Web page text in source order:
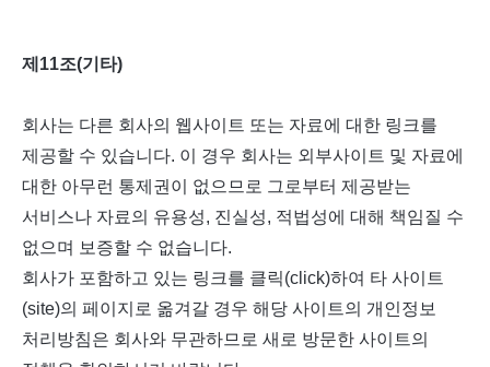
제11조(기타)
회사는 다른 회사의 웹사이트 또는 자료에 대한 링크를
제공할 수 있습니다. 이 경우 회사는 외부사이트 및 자료에
대한 아무런 통제권이 없으므로 그로부터 제공받는
서비스나 자료의 유용성, 진실성, 적법성에 대해 책임질 수
없으며 보증할 수 없습니다.
회사가 포함하고 있는 링크를 클릭(click)하여 타 사이트
(site)의 페이지로 옮겨갈 경우 해당 사이트의 개인정보
처리방침은 회사와 무관하므로 새로 방문한 사이트의